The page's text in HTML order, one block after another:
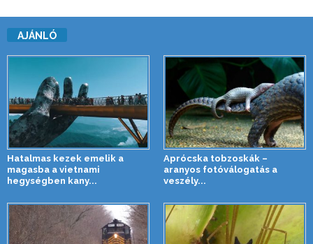
AJÁNLÓ
Hatalmas kezek emelik a
magasba a vietnami
hegységben kany...
Aprócska tobzoskák –
aranyos fotóválogatás a
veszély...